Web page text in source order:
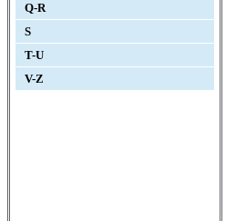
Q-R
S
T-U
V-Z